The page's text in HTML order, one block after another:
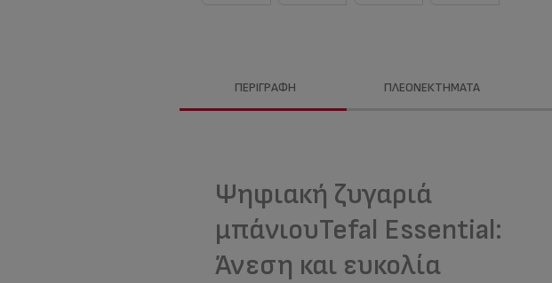
ΠΕΡΙΓΡΑΦΉ ΠΛΕΟΝΕΚΤΉΜΑΤΑ
Ψηφιακή ζυγαριά
μπάνιουTefal Essential:
Άνεση και ευκολία